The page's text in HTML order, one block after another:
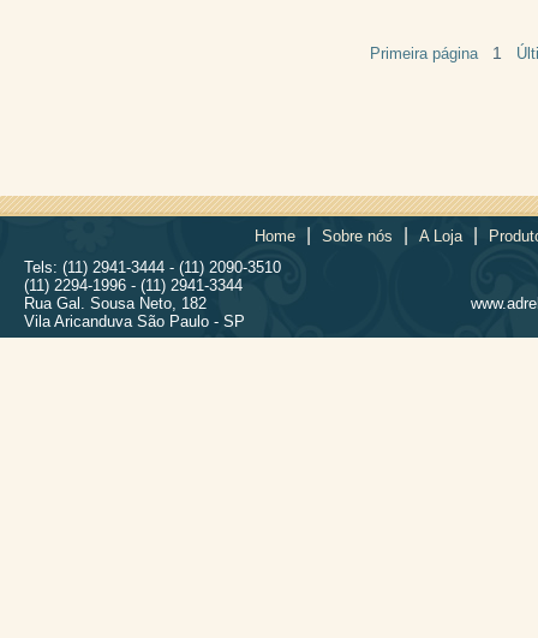
Primeira página 1
Home Sobre nós A Loja
Tels: (11) 2941-3444 - (11) 2090-3510
(11) 2294-1996 - (11) 2941-3344
Rua Gal. Sousa Neto, 182
Vila Aricanduva São Paulo - SP